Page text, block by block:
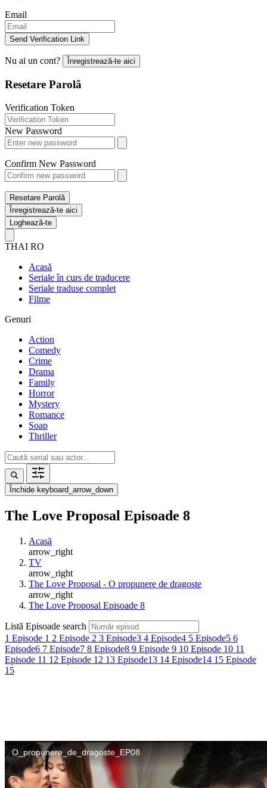
Email
Send Verification Link
Nu ai un cont? Înregistrează-te aici
Resetare Parolă
Verification Token
New Password
Confirm New Password
Resetare Parolă
Înregistrează-te aici
Loghează-te
THAI RO
Acasă
Seriale în curs de traducere
Seriale traduse complet
Filme
Genuri
Action
Comedy
Crime
Drama
Family
Horror
Mystery
Romance
Soap
Thriller
Închide keyboard_arrow_down
The Love Proposal Episoade 8
Acasă
arrow_right
TV
arrow_right
The Love Proposal - O propunere de dragoste
arrow_right
The Love Proposal Episoade 8
Listă Episoade search
1 Episode 1 2 Episode 2 3 Episode3 4 Episode4 5 Episode5 6
Episode6 7 Episode7 8 Episode8 9 Episode 9 10 Episode 10 11
Episode 11 12 Episode 12 13 Episode13 14 Episode14 15 Episode
15